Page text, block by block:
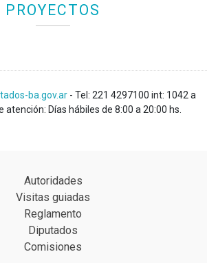
PROYECTOS
ba.gov.ar - Tel: 221 4297100 int: 1042 a
atención: Días hábiles de 8:00 a 20:00 hs.
Autoridades
Visitas guiadas
Reglamento
Diputados
Comisiones